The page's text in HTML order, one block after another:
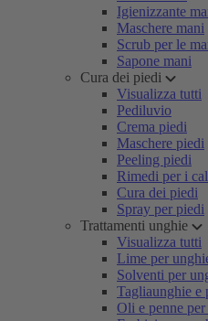
Igienizzante
Maschere mani
Scrub per le
Sapone mani
Cura dei piedi
Visualizza tutti
Pediluvio
Crema piedi
Maschere piedi
Peeling piedi
Rimedi per i
Cura dei piedi
Spray per piedi
Trattamenti unghie
Visualizza tutti
Lime per
Solventi per
Tagliaunghie e
Oli e penne